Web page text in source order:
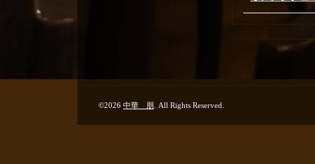
©2026 中華 朋 . All Rights Reserved.